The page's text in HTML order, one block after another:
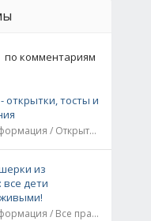
по комментариям
открытки, тосты и
22.02.22, Информация / Открытки / Все праздники
из
дети
20.06.21, Информация / Все праздники / Рассказы и истории